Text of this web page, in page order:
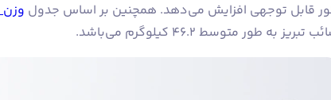
قابل توجهی افزایش می‌دهد. همچنین بر اساس جدول وزن
تبریز به طور متوسط ۴۶.۲ کیلوگرم می‌باشد.